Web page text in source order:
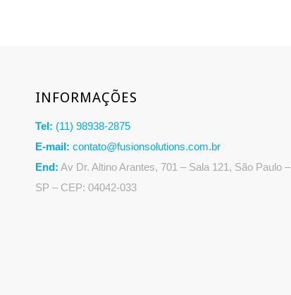
INFORMAÇÕES
Tel: (11) 98938-2875
E-mail: contato@fusionsolutions.com.br
End: Av Dr. Altino Arantes, 701 – Sala 121, São Paulo –
SP – CEP: 04042-033